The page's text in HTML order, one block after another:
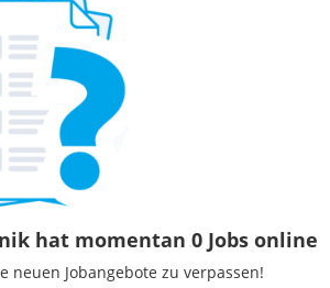
hat momentan 0 Jobs online
neuen Jobangebote zu verpassen!